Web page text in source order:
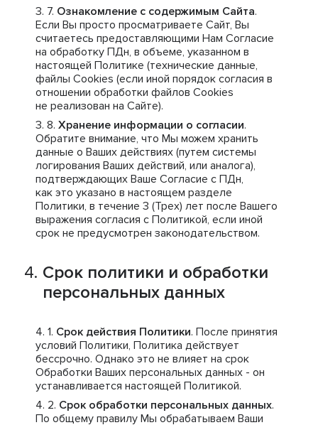
Ознакомление с содержимым Сайта.
Если Вы просто просматриваете Сайт, Вы
считаетесь предоставляющими Нам Согласие
на обработку ПДн, в объеме, указанном в
настоящей Политике (технические данные,
файлы Cookies (если иной порядок согласия в
отношении обработки файлов Cookies
не реализован на Сайте).
Хранение информации о согласии.
Обратите внимание, что Мы можем хранить
данные о Ваших действиях (путем системы
логирования Ваших действий, или аналога),
подтверждающих Ваше Согласие с ПДн,
как это указано в настоящем разделе
Политики, в течение 3 (Трех) лет после Вашего
выражения согласия с Политикой, если иной
срок не предусмотрен законодательством.
Срок политики и обработки
персональных данных
Срок действия Политики. После принятия
условий Политики, Политика действует
бессрочно. Однако это не влияет на срок
Обработки Ваших персональных данных - он
устанавливается настоящей Политикой.
Срок обработки персональных данных.
По общему правилу Мы обрабатываем Ваши